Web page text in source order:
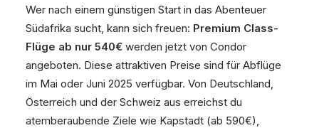
Wer nach einem günstigen Start in das Abenteuer
Südafrika sucht, kann sich freuen: Premium Class-
Flüge ab nur 540€ werden jetzt von Condor
angeboten. Diese attraktiven Preise sind für Abflüge
im Mai oder Juni 2025 verfügbar. Von Deutschland,
Österreich und der Schweiz aus erreichst du
atemberaubende Ziele wie Kapstadt (ab 590€),